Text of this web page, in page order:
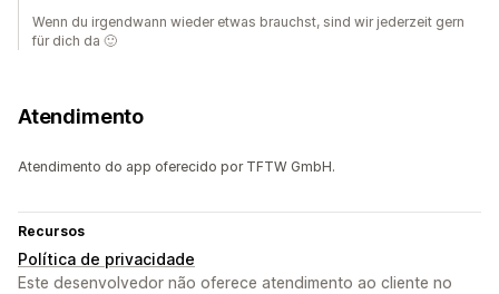
Wenn du irgendwann wieder etwas brauchst, sind wir jederzeit gern
für dich da 🙂
Atendimento
Atendimento do app oferecido por TFTW GmbH.
Recursos
Política de privacidade
Este desenvolvedor não oferece atendimento ao cliente no